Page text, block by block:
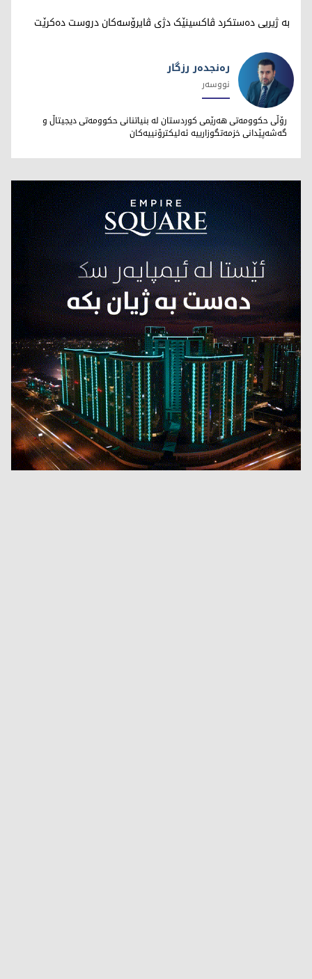
بە ژیریی دەستکرد ڤاکسینێک دژی ڤایرۆسەکان دروست دەکرێت
رەنجدەر رزگار
رەنجدەر رزگار
نووسەر
رۆڵی حکوومەتی هەرێمی کوردستان لە بنیاتنانی حکوومەتی دیجیتاڵ و
گەشەپێدانی خزمەتگوزارییە ئەلیکترۆنییەکان